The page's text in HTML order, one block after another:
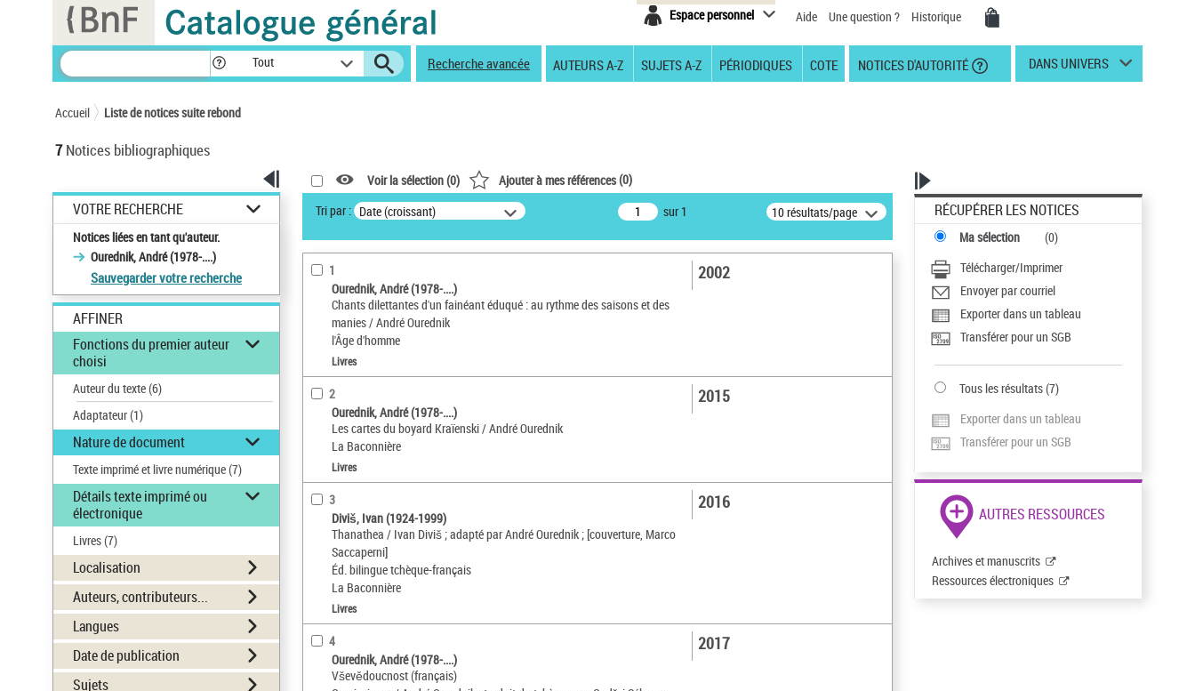
Espace personnel Aide Une question ? Historique
Tout Recherche avancée AUTEURS A-Z SUJETS A-Z PÉRIODIQUES COTE NOTICES D'AUTORITÉ DANS UNIVERS
Accueil Liste de notices suite rebond
7Notices bibliographiques
VOTRE RECHERCHE
Notices liées en tant qu'auteur.
Ourednik, André (1978-....)
Sauvegarder votre recherche
AFFINER
Fonctions du premier auteur
choisi
Auteur du texte(6)
Adaptateur(1)
Nature de document
Texte imprimé et livre numérique(7)
Détails texte imprimé ou
électronique
Livres(7)
Localisation
Auteurs, contributeurs...
Langues
Date de publication
Sujets
Voir la sélection (0) Ajouter à mes références(0)
Tri par : Date (croissant) sur 1 10 résultats/page
1
Ourednik, André (1978-....)
Chants dilettantes d'un fainéant éduqué : au rythme des saisons et des
manies / André Ourednik
l'Âge d'homme
2002
Livres
2
Ourednik, André (1978-....)
Les cartes du boyard Kraïenski / André Ourednik
La Baconnière
2015
Livres
3
Diviš, Ivan (1924-1999)
Thanathea / Ivan Diviš ; adapté par André Ourednik ; [couverture, Marco
Saccaperni]
Éd. bilingue tchèque-français
La Baconnière
2016
Livres
4
Ourednik, André (1978-....)
Vševědoucnost (français)
2017
RÉCUPÉRER LES NOTICES
Ma sélection (0)
Télécharger/Imprimer
Envoyer par courriel
Exporter dans un tableau
Transférer pour un SGB
Tous les résultats(7)
Exporter dans un tableau
Transférer pour un SGB
AUTRES RESSOURCES
Archives et manuscrits
Ressources électroniques
Panneau de gestion des cookies